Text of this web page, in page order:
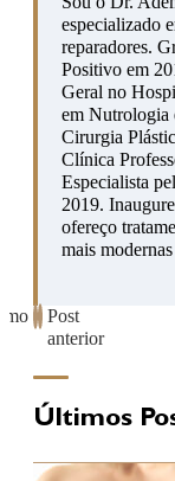
especializado
reparadores.
Positivo em
Geral no
em Nutrologia
Cirurgia
Clínica
Especialista
2019.
ofereço
mais modernas
Post
anterior
Últimos